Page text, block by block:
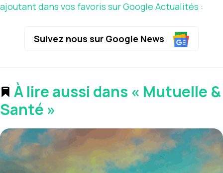
ajoutant dans vos favoris sur Google Actualités :
Suivez nous sur Google News
À lire aussi dans « Mutuelle &
Santé »